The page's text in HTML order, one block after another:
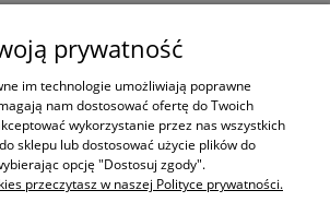
AKTUALNE TEMATY
OLAPLEX
prywatność
im technologie umożliwiają poprawne
nam dostosować ofertę do Twoich
wykorzystanie przez nas wszystkich
sklepu lub dostosować użycie plików do
opcję "Dostosuj zgody".
przeczytasz w naszej Polityce prywatności.